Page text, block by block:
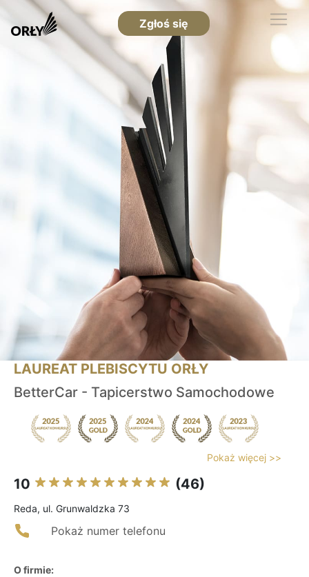
Zgłoś się
LAUREAT PLEBISCYTU ORŁY
BetterCar - Tapicerstwo Samochodowe
Pokaż więcej >>
10 (46)
Reda, ul. Grunwaldzka 73
Pokaż numer telefonu
O firmie: